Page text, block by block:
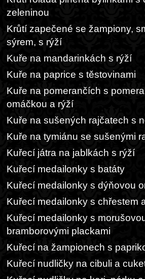
zeleninou
Krůtí zapečené se žampiony,
sýrem, s rýží
Kuře na mandarinkách s rýží
Kuře na paprice s těstovinami
Kuře na pomerančích s
omáčkou a rýží
Kuře na sušených rajčatech s
Kuře na tymiánu se sušenými
Kuřecí játra na jablkách s rýží
Kuřecí medailonky s batáty
Kuřecí medailonky s dýňovou
Kuřecí medailonky s chřestem
Kuřecí medailonky s
bramborovými plackami
Kuřecí na žampionech s
Kuřecí nudličky na cibuli a